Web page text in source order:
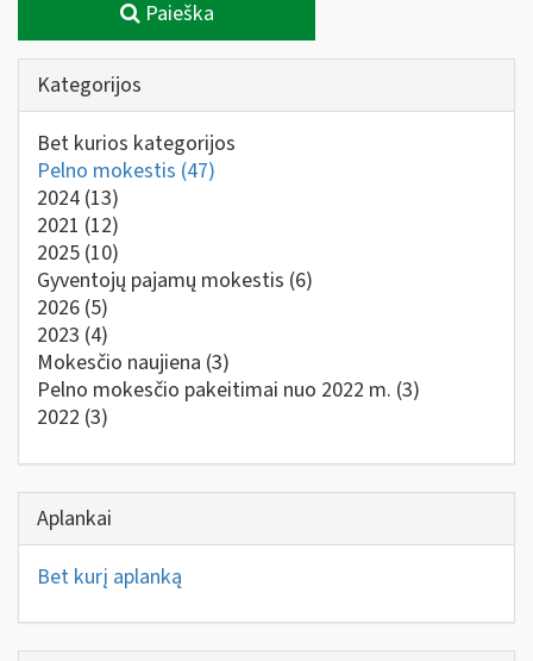
Paieška
Kategorijos
Bet kurios kategorijos
Pelno mokestis (47)
2024 (13)
2021 (12)
2025 (10)
Gyventojų pajamų mokestis (6)
2026 (5)
2023 (4)
Mokesčio naujiena (3)
Pelno mokesčio pakeitimai nuo 2022 m. (3)
2022 (3)
Aplankai
Bet kurį aplanką